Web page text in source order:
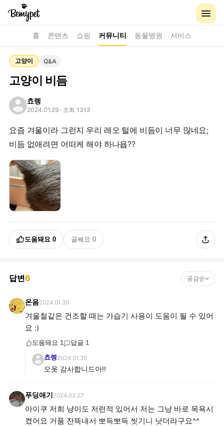
홈 콘텐츠 쇼핑 커뮤니티 동물병원 서비스
고양이 Q&A
고양이 비듬
쵸렝
2024.01.29 · 조회 1313
요즘 겨울이라 그런지 우리 레오 털에 비듬이 너무 많네요;
비듬 없애려면 어떠케 해야 하나욥??
도움돼요 0 글쎄요 0
답변6 공감순
온음2024.01.30
겨울철같은 건조할 때는 가습기 사용이 도움이 될 수 있어
요 :)
도움돼요 1 답글 1
쵸렝2024.01.30
오옷 감사합니드아!!
푸딩애기 2024.02.27
아이쿠 저희 냥이도 저런적 있어서 저는 그냥 바로 목욕시
켰어요 거품 잔뜩내서 뽀득뽀득 씻기니 낫더라구요^^